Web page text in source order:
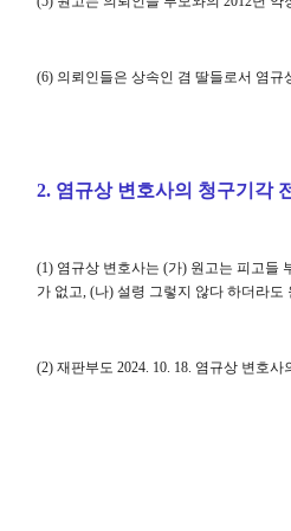
(6) 의뢰인들은 상속인 겸 딸들로서 염
2. 염규상 변호사의 청구기각
(1) 염규상 변호사는 (가) 원고는 피고들
가 없고, (나) 설령 그렇지 않다 하더라도
(2) 재판부도 2024. 10. 18. 염규상 변호사